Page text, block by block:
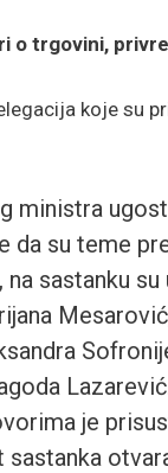
o trgovini,
koje su
ministra
da su teme
na sastanku
je
sastanka